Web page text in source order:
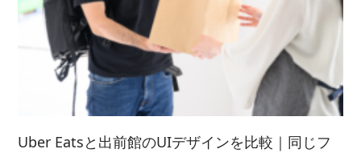
2022/ 1 (5)
2021/ 3 (2)
2021/ 2 (4)
Uber Eatsと出前館のUIデザインを比較｜同じフ